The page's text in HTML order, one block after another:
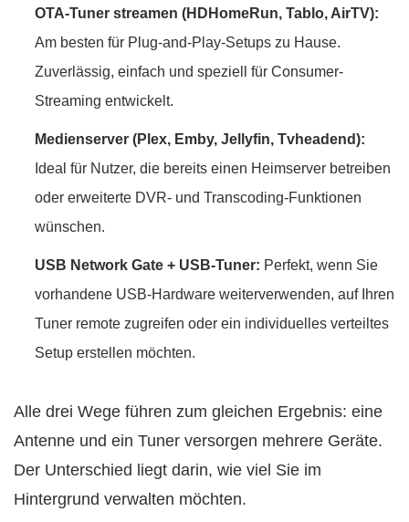
OTA-Tuner streamen (HDHomeRun, Tablo, AirTV):
Am besten für Plug-and-Play-Setups zu Hause.
Zuverlässig, einfach und speziell für Consumer-
Streaming entwickelt.
Medienserver (Plex, Emby, Jellyfin, Tvheadend):
Ideal für Nutzer, die bereits einen Heimserver betreiben
oder erweiterte DVR- und Transcoding-Funktionen
wünschen.
USB Network Gate + USB-Tuner: Perfekt, wenn Sie
vorhandene USB-Hardware weiterverwenden, auf Ihren
Tuner remote zugreifen oder ein individuelles verteiltes
Setup erstellen möchten.
Alle drei Wege führen zum gleichen Ergebnis: eine
Antenne und ein Tuner versorgen mehrere Geräte.
Der Unterschied liegt darin, wie viel Sie im
Hintergrund verwalten möchten.